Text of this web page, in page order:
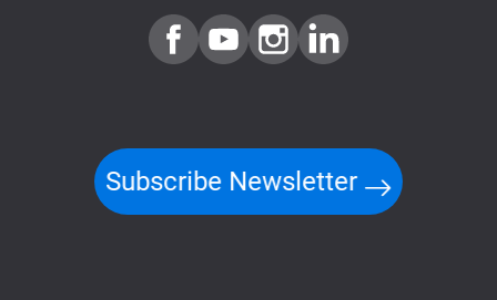
Subscribe Newsletter